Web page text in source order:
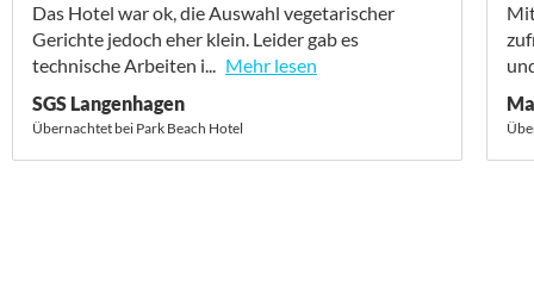
Das Hotel war ok, die Auswahl vegetarischer
Gerichte jedoch eher klein. Leider gab es
technische Arbeiten i... Mehr lesen
SGS Langenhagen
Übernachtet bei Park Beach Hotel